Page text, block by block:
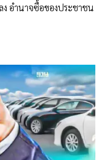
อำนาจซื้อของประชาชน